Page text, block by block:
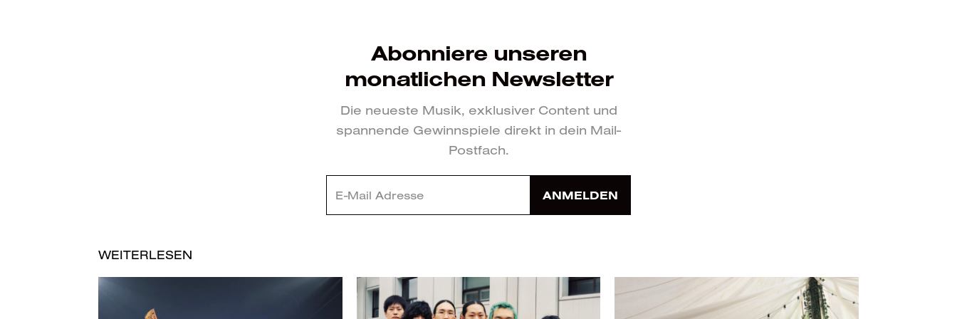
Abonniere unseren
monatlichen Newsletter
Die neueste Musik, exklusiver Content und
spannende Gewinnspiele direkt in dein Mail-
Postfach.
ANMELDEN
WEITERLESEN